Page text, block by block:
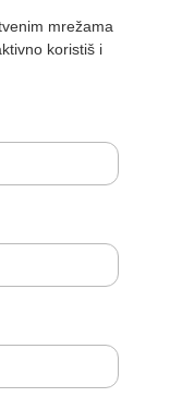
mrežama
koristiš i